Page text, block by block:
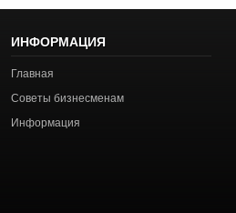
ИНФОРМАЦИЯ
Главная
Советы бизнесменам
Информация